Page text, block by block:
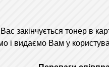
закінчується тонер в
і видаємо Вам у